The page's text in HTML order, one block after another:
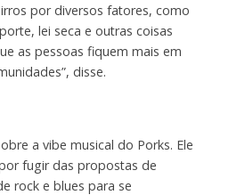
por diversos fatores, como
lei seca e outras coisas
as pessoas fiquem mais em
disse.
a vibe musical do Porks. Ele
fugir das propostas de
rock e blues para se